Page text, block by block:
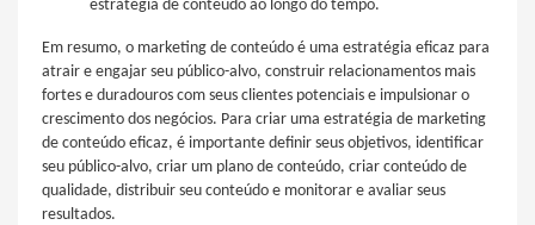
estratégia de conteúdo ao longo do tempo.
Em resumo, o marketing de conteúdo é uma estratégia eficaz para
atrair e engajar seu público-alvo, construir relacionamentos mais
fortes e duradouros com seus clientes potenciais e impulsionar o
crescimento dos negócios. Para criar uma estratégia de marketing
de conteúdo eficaz, é importante definir seus objetivos, identificar
seu público-alvo, criar um plano de conteúdo, criar conteúdo de
qualidade, distribuir seu conteúdo e monitorar e avaliar seus
resultados.